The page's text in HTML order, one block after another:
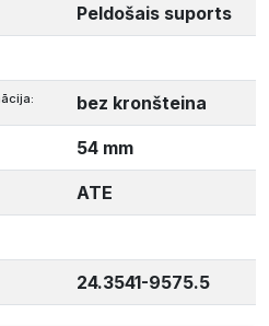
Peldošais suports
bez kronšteina
54 mm
ATE
24.3541-9575.5